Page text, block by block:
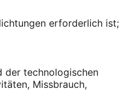
erforderlich ist;
der technologischen
Missbrauch,